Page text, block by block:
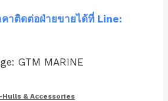
คาติดต่อฝ่ายขายได้ที่ Line:
GTM MARINE
& Accessories